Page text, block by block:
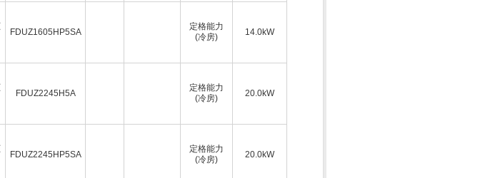
FDUZ1605HP5SA
定格能力
(冷房)
14.0kW
FDUZ2245H5A
定格能力
(冷房)
20.0kW
FDUZ2245HP5SA
定格能力
(冷房)
20.0kW